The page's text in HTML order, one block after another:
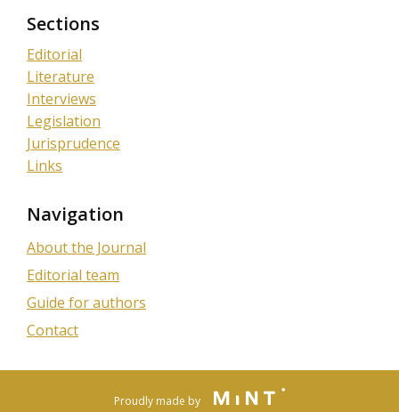
Sections
Editorial
Literature
Interviews
Legislation
Jurisprudence
Links
Navigation
About the Journal
Editorial team
Guide for authors
Contact
Proudly made by